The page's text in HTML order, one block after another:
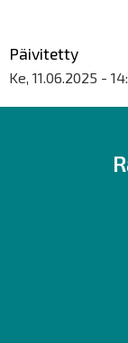
Päivitetty
Ke, 11.06.2025 -